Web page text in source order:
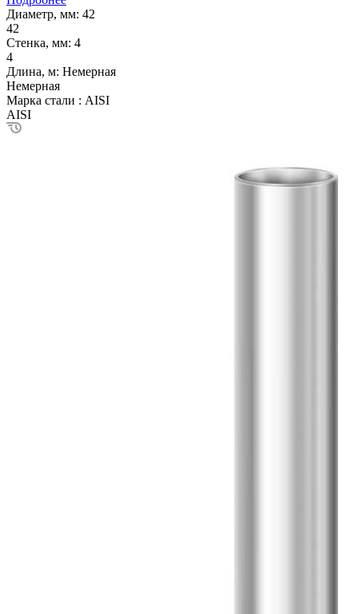
Диаметр, мм: 42
42
Стенка, мм: 4
4
Длина, м: Немерная
Немерная
Марка стали : AISI
AISI